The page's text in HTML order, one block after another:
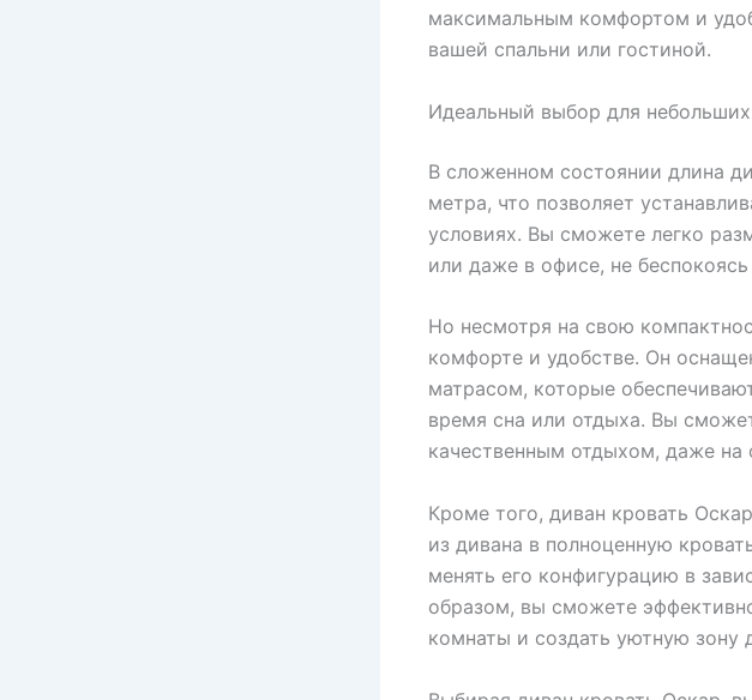
максимальным комфортом и
вашей спальни или гостиной.
Идеальный выбор для
В сложенном состоянии длина
метра, что позволяет
условиях. Вы сможете легко
или даже в офисе, не
Но несмотря на свою
комфорте и удобстве. Он
матрасом, которые
время сна или отдыха. Вы
качественным отдыхом, даже на
Кроме того, диван кровать
из дивана в полноценную
менять его конфигурацию в
образом, вы сможете
комнаты и создать уютную зону